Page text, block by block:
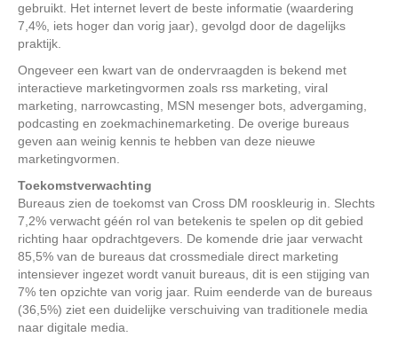
gebruikt. Het internet levert de beste informatie (waardering
7,4%, iets hoger dan vorig jaar), gevolgd door de dagelijks
praktijk.
Ongeveer een kwart van de ondervraagden is bekend met
interactieve marketingvormen zoals rss marketing, viral
marketing, narrowcasting, MSN mesenger bots, advergaming,
podcasting en zoekmachinemarketing. De overige bureaus
geven aan weinig kennis te hebben van deze nieuwe
marketingvormen.
Toekomstverwachting
Bureaus zien de toekomst van Cross DM rooskleurig in. Slechts
7,2% verwacht géén rol van betekenis te spelen op dit gebied
richting haar opdrachtgevers. De komende drie jaar verwacht
85,5% van de bureaus dat crossmediale direct marketing
intensiever ingezet wordt vanuit bureaus, dit is een stijging van
7% ten opzichte van vorig jaar. Ruim eenderde van de bureaus
(36,5%) ziet een duidelijke verschuiving van traditionele media
naar digitale media.